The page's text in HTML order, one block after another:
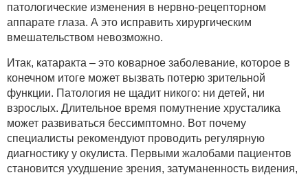
патологические изменения в нервно-рецепторном
аппарате глаза. А это исправить хирургическим
вмешательством невозможно.
Итак, катаракта – это коварное заболевание, которое в
конечном итоге может вызвать потерю зрительной
функции. Патология не щадит никого: ни детей, ни
взрослых. Длительное время помутнение хрусталика
может развиваться бессимптомно. Вот почему
специалисты рекомендуют проводить регулярную
диагностику у окулиста. Первыми жалобами пациентов
становится ухудшение зрения, затуманенность видения,